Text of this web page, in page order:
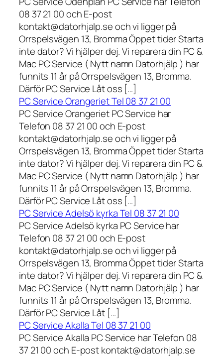
08 37 21 00 och E-post
kontakt@datorhjalp.se och vi ligger på
Orrspelsvägen 13, Bromma Öppet tider Starta
inte dator? Vi hjälper dej. Vi reparera din PC &
Mac PC Service ( Nytt namn Datorhjälp ) har
funnits 11 år på Orrspelsvägen 13, Bromma.
Därför PC Service Låt oss […]
PC Service Orangeriet Tel 08 37 21 00
PC Service Orangeriet PC Service har
Telefon 08 37 21 00 och E-post
kontakt@datorhjalp.se och vi ligger på
Orrspelsvägen 13, Bromma Öppet tider Starta
inte dator? Vi hjälper dej. Vi reparera din PC &
Mac PC Service ( Nytt namn Datorhjälp ) har
funnits 11 år på Orrspelsvägen 13, Bromma.
Därför PC Service Låt oss […]
PC Service Adelsö kyrka Tel 08 37 21 00
PC Service Adelsö kyrka PC Service har
Telefon 08 37 21 00 och E-post
kontakt@datorhjalp.se och vi ligger på
Orrspelsvägen 13, Bromma Öppet tider Starta
inte dator? Vi hjälper dej. Vi reparera din PC &
Mac PC Service ( Nytt namn Datorhjälp ) har
funnits 11 år på Orrspelsvägen 13, Bromma.
Därför PC Service Låt […]
PC Service Akalla Tel 08 37 21 00
PC Service Akalla PC Service har Telefon 08
37 21 00 och E-post kontakt@datorhjalp.se